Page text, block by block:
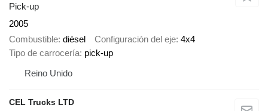
Pick-up
2005
Combustible diésel Configuración del eje 4x4
Tipo de carrocería pick-up
Reino Unido
CEL Trucks LTD